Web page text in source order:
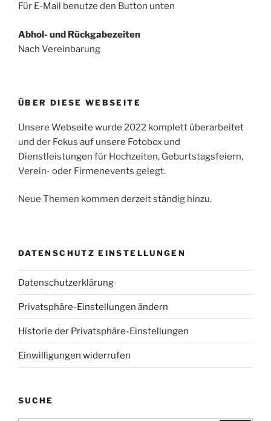
Für E-Mail benutze den Button unten
Abhol- und Rückgabezeiten
Nach Vereinbarung
ÜBER DIESE WEBSEITE
Unsere Webseite wurde 2022 komplett überarbeitet
und der Fokus auf unsere Fotobox und
Dienstleistungen für Hochzeiten, Geburtstagsfeiern,
Verein- oder Firmenevents gelegt.
Neue Themen kommen derzeit ständig hinzu.
DATENSCHUTZ EINSTELLUNGEN
Datenschutzerklärung
Privatsphäre-Einstellungen ändern
Historie der Privatsphäre-Einstellungen
Einwilligungen widerrufen
SUCHE